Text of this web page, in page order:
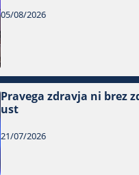
05/08/2026
Pravega zdravja ni brez
ust
21/07/2026